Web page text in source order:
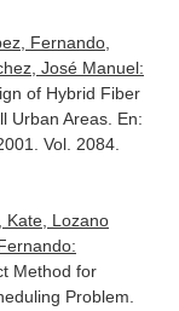
Fernando,
José Manuel:
of Hybrid Fiber
Urban Areas. En:
Vol. 2084.
Kate, Lozano
Method for
Problem.